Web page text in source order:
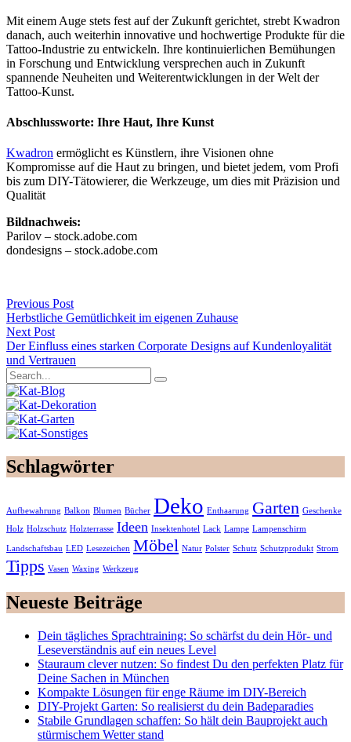
Mit einem Auge stets fest auf der Zukunft gerichtet, strebt Kwadron
danach, auch weiterhin innovative und hochwertige Produkte für die
Tattoo-Industrie zu entwickeln. Ihre kontinuierlichen Bemühungen
in Forschung und Entwicklung versprechen auch in Zukunft
spannende Neuheiten und Weiterentwicklungen in der Welt der
Tattoo-Kunst.
Abschlussworte: Ihre Haut, Ihre Kunst
Kwadron ermöglicht es Künstlern, ihre Visionen ohne
Kompromisse auf die Haut zu bringen, und bietet jedem, vom Profi
bis zum DIY-Tätowierer, die Werkzeuge, um dies mit Präzision und
Qualität
Bildnachweis:
Parilov – stock.adobe.com
dondesigns – stock.adobe.com
Previous Post
Herbstliche Gemütlichkeit im eigenen Zuhause
Next Post
Der Einfluss eines starken Corporate Designs auf Kundenloyalität
und Vertrauen
Schlagwörter
Aufbewahrung Balkon Blumen Bücher Deko Enthaarung Garten Geschenke
Holz Holzschutz Holzterrasse Ideen Insektenhotel Lack Lampe Lampenschirm
Landschaftsbau LED Lesezeichen Möbel Natur Polster Schutz Schutzprodukt Strom
Tipps Vasen Waxing Werkzeug
Neueste Beiträge
Dein tägliches Sprachtraining: So schärfst du dein Hör- und
Leseverständnis auf ein neues Level
Stauraum clever nutzen: So findest Du den perfekten Platz für
Deine Sachen in München
Kompakte Lösungen für enge Räume im DIY-Bereich
DIY-Projekt Garten: So realisierst du dein Badeparadies
Stabile Grundlagen schaffen: So hält dein Bauprojekt auch
stürmischem Wetter stand